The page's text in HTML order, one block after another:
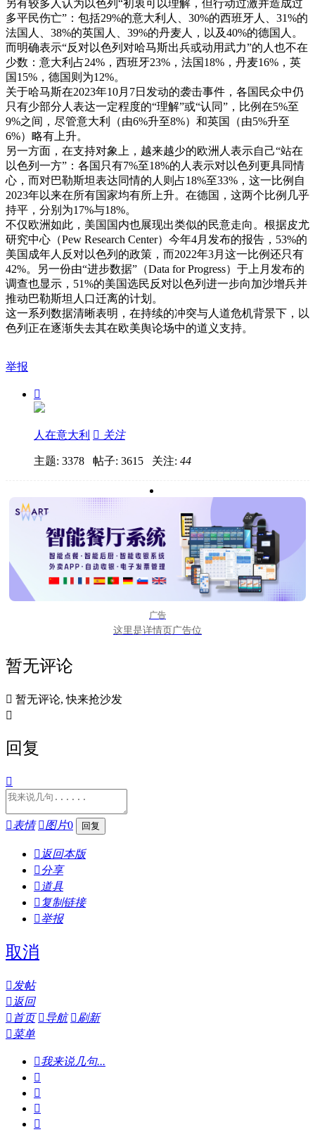
另有较多人认为以色列“初衷可以理解，但行动过激并造成过
多平民伤亡”：包括29%的意大利人、30%的西班牙人、31%的
法国人、38%的英国人、39%的丹麦人，以及40%的德国人。
而明确表示“反对以色列对哈马斯出兵或动用武力”的人也不在
少数：意大利占24%，西班牙23%，法国18%，丹麦16%，英
国15%，德国则为12%。
关于哈马斯在2023年10月7日发动的袭击事件，各国民众中仍
只有少部分人表达一定程度的“理解”或“认同”，比例在5%至
9%之间，尽管意大利（由6%升至8%）和英国（由5%升至
6%）略有上升。
另一方面，在支持对象上，越来越少的欧洲人表示自己“站在
以色列一方”：各国只有7%至18%的人表示对以色列更具同情
心，而对巴勒斯坦表达同情的人则占18%至33%，这一比例自
2023年以来在所有国家均有所上升。在德国，这两个比例几乎
持平，分别为17%与18%。
不仅欧洲如此，美国国内也展现出类似的民意走向。根据皮尤
研究中心（Pew Research Center）今年4月发布的报告，53%的
美国成年人反对以色列的政策，而2022年3月这一比例还只有
42%。另一份由“进步数据”（Data for Progress）于上月发布的
调查也显示，51%的美国选民反对以色列进一步向加沙增兵并
推动巴勒斯坦人口迁离的计划。
这一系列数据清晰表明，在持续的冲突与人道危机背景下，以
色列正在逐渐失去其在欧美舆论场中的道义支持。
举报

人在意大利  关注
主题: 3378 帖子: 3615 关注: 44
广告
这里是详情页广告位
暂无评论
 暂无评论, 快来抢沙发

回复

表情 图片0
 返回本版
分享
 道具
 复制链接
举报
取消
发帖
 返回
 首页 导航 刷新
菜单
我来说几句...



